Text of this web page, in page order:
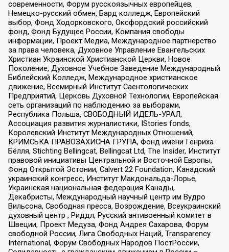
современности, Форум русскоязычных европейцев,
Немецко-русский обмен, Бард колледж, Европейский
выбор, Фонд Ходорковского, Оксфордский российский
фонд, Фонд Будущее России, Компания свободы
информации, Проект Медиа, Международное партнерство
за права человека, Духовное Управление Евангельских
Христиан Украинской Христианской Церкви, Новое
Поколение, Духовное Учебное Заведение Международный
Библейский Колледж, Международное христианское
движение, Всемирный Институт Саентологических
Предприятий, Церковь Духовной Технологии, Европейская
сеть организаций по наблюдению за выборами,
Республика Польша, СВОБОДНЫЙ ИДЕЛЬ-УРАЛ,
Ассоциация развития журналистики, IStories fonds,
Королевский Институт Международных Отношений,
КРИМСЬКА ПРАВОЗАХИСНА ГРУПА, Фонд имени Генриха
Бёлля, Stichting Bellingcat, Bellingcat Ltd, The Insider, Институт
правовой инициативы Центральной и Восточной Европы,
Фонд Открытой Эстонии, Calvert 22 Foundation, Канадский
украинский конгресс, Институт Макдональда-Лорье,
Украинская национальная федерация Канады,
Декабристы, Международный научный центр им Вудро
Вильсона, Свободная пресса, Возрождение, Всеукраинский
духовный центр , Риддл, Русский антивоенный комитет в
Швеции, Проект Медуза, Фонд Андрея Сахарова, Форум
свободной России, Лига Свободных Наций, Transparеncy
International, Форум Свободных Народов ПостРоссии,